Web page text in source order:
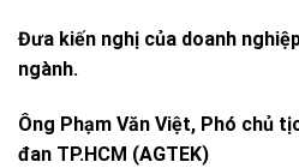
Đưa kiến nghị của doanh
ngành.
Ông Phạm Văn Việt, Phó chủ
đan TP.HCM (AGTEK)